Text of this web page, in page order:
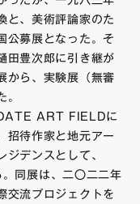
と、美術評論家のた
公募展となった。そ
田豊次郎に引き継が
から、実験展（無審
。
ART FIELDに
招待作家と地元アー
ジデンスとして、
同展は、二〇二二年
交流プロジェクトを